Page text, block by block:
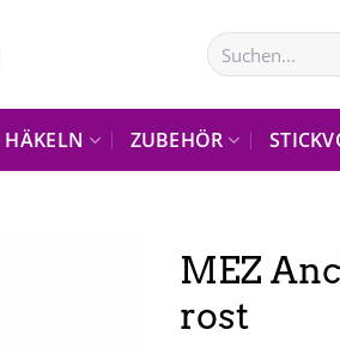
Suchen
nach:
HÄKELN ZUBEHÖR
MEZ
rost